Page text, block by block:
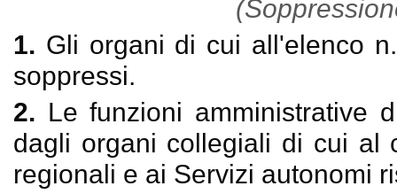
1. Gli organi di cui all'elenco
soppressi.
2. Le funzioni amministrative
dagli organi collegiali di cui al
regionali e ai Servizi autonomi